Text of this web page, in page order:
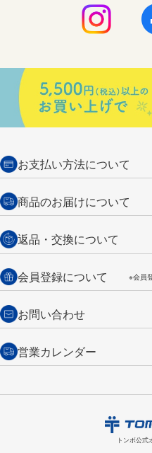
お支払い方法について
クレジットカード
代金引換
銀行振込【前払い】
商品のお届けについて
営業日午前11時までの決済完了の
ご注文は翌営業日の発送
送料：全国一律 660円（税込）
詳しくはご利用ガイドをご覧ください。
返品・交換について
返品の場合
商品到着後7日以内・未使用品に限り返
からご連絡ください。詳しくは
い。
商品到着後7日以内に限り交換を承りま
会員登録について ※会員
・新規ご入会で
・税込み2,200円以上のお買い上げで
・次回のお買い物に使えるポイントがお
ント付与されます。
会員登録はこちら
お問い合わせ
トンボ製品・サービスに関
お問い合わせ
購入・返品に関するお問
営業カレンダー
トンボ公式